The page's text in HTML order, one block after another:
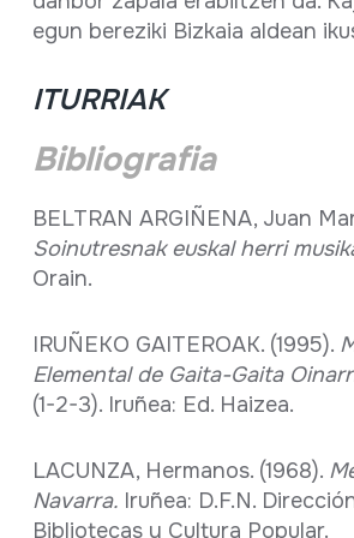
egun bereziki Bizkaia aldean
ITURRIAK
Bibliografia
BELTRAN ARGIÑENA, Juan
Soinutresnak euskal herri
Orain.
IRUÑEKO GAITEROAK. (1995).
Elemental de Gaita-Gaita
(1-2-3). Iruñea: Ed. Haizea.
LACUNZA, Hermanos. (1968).
Navarra. Iruñea: D.F.N.
Bibliotecas y Cultura Popular.